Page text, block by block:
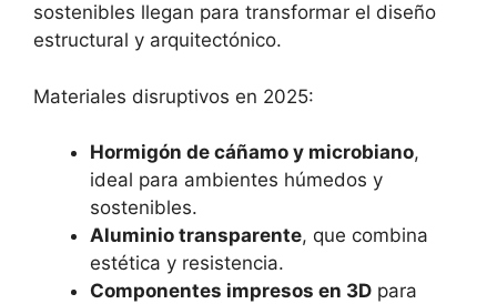
sostenibles llegan para transformar el diseño
estructural y arquitectónico.
Materiales disruptivos en 2025:
Hormigón de cáñamo y microbiano,
ideal para ambientes húmedos y
sostenibles.
Aluminio transparente, que combina
estética y resistencia.
Componentes impresos en 3D para